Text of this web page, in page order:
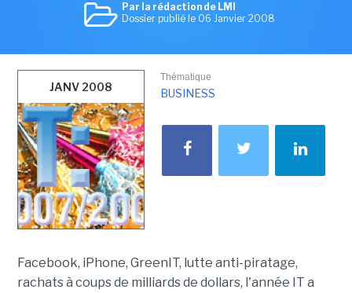
Par la rédaction de LMI
Dossier publié le 06 Janvier 2008
JANV 2008
Thématique
BUSINESS
Facebook, iPhone, GreenIT, lutte anti-piratage,
rachats à coups de milliards de dollars, l'année IT a